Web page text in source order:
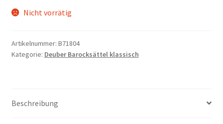
Nicht vorrätig
Artikelnummer: B71804
Kategorie: Deuber Barocksättel klassisch
Beschreibung